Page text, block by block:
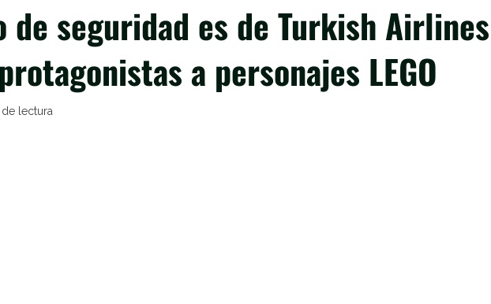
de seguridad es de Turkish Airlines
a personajes LEGO
lectura